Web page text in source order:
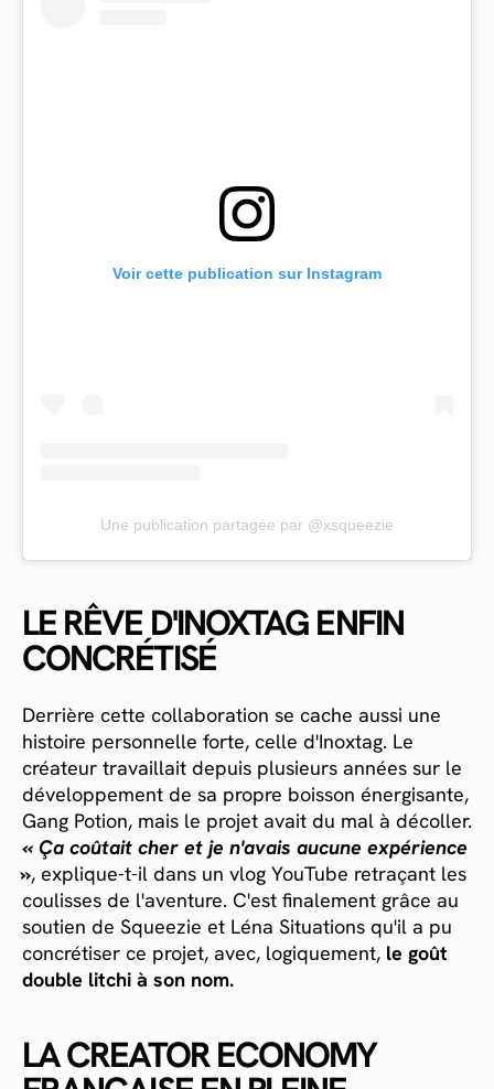
Voir cette publication sur Instagram
Une publication partagée par @xsqueezie
LE RÊVE D'INOXTAG ENFIN
CONCRÉTISÉ
Derrière cette collaboration se cache aussi une
histoire personnelle forte, celle d'Inoxtag. Le
créateur travaillait depuis plusieurs années sur le
développement de sa propre boisson énergisante,
Gang Potion, mais le projet avait du mal à décoller.
« Ça coûtait cher et je n'avais aucune expérience
», explique-t-il dans un vlog YouTube retraçant les
coulisses de l'aventure. C'est finalement grâce au
soutien de Squeezie et Léna Situations qu'il a pu
concrétiser ce projet, avec, logiquement, le goût
double litchi à son nom.
LA CREATOR ECONOMY